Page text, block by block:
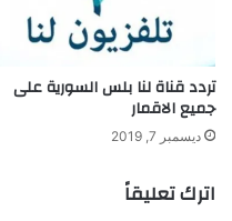
تردد قناة لنا بلس السورية على
جميع الاقمار
ديسمبر 7, 2019
اترك تعليقاً